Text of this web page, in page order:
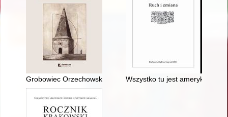
Grobowiec Orzechowskich na Wzgórzu Ariańskim koło
Wszystko tu jest